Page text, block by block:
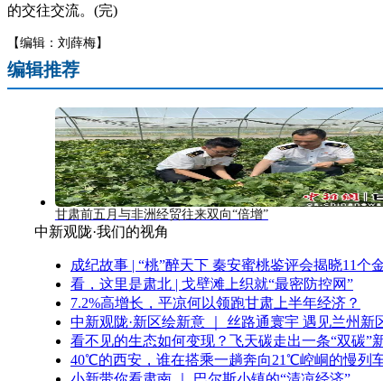
的交往交流。(完)
【编辑：刘薛梅】
编辑推荐
甘肃前五月与非洲经贸往来双向“倍增”
中新观陇·我们的视角
成纪故事 | “桃”醉天下 秦安蜜桃鉴评会揭晓11个
看，这里是肃北 | 戈壁滩上织就“最密防控网”
7.2%高增长，平凉何以领跑甘肃上半年经济？
中新观陇·新区绘新意 ｜ 丝路通寰宇 遇见兰州新
看不见的生态如何变现？飞天碳走出一条“双碳”
40℃的西安，谁在搭乘一趟奔向21℃崆峒的慢列